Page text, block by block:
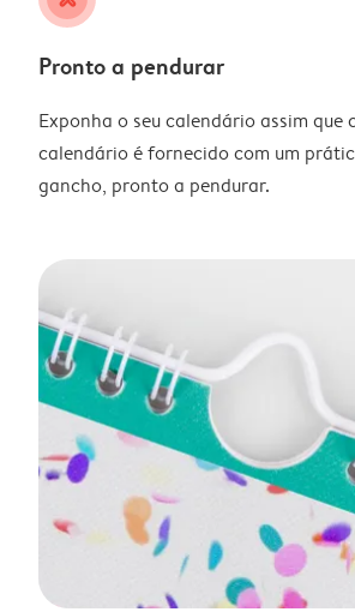
Pronto a pendurar
Exponha o seu calendário assim que
calendário é fornecido com um
gancho, pronto a pendurar.